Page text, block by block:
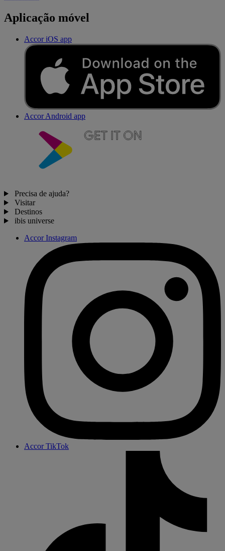
Aplicação móvel
Accor iOS app
Accor Android app
Precisa de ajuda?
Visitar
Destinos
ibis universe
Accor Instagram
Accor TikTok